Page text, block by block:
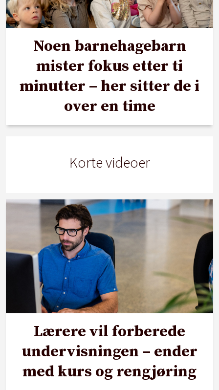
Noen barnehagebarn
mister fokus etter ti
minutter – her sitter de i
over en time
Korte videoer
Lærere vil forberede
undervisningen – ender
med kurs og rengjøring